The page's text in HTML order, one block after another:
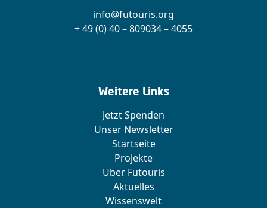
info@futouris.org
+ 49 (0) 40 – 809034 – 4055
Weitere Links
Jetzt Spenden
Unser Newsletter
Startseite
Projekte
Über Futouris
Aktuelles
Wissenswelt